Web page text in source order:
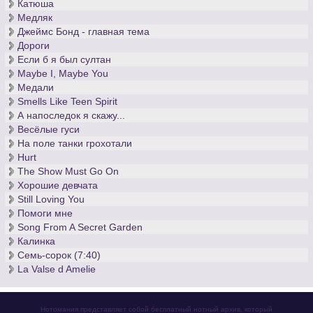
Катюша
Медляк
Джеймс Бонд - главная тема
Дороги
Если б я был султан
Maybe I, Maybe You
Медали
Smells Like Teen Spirit
А напоследок я скажу...
Весёлые гуси
На поле танки грохотали
Hurt
The Show Must Go On
Хорошие девчата
Still Loving You
Помоги мне
Song From A Secret Garden
Калинка
Семь-сорок (7:40)
La Valse d Amelie
Нотомания представляет собой бесплатный нотный архив, который